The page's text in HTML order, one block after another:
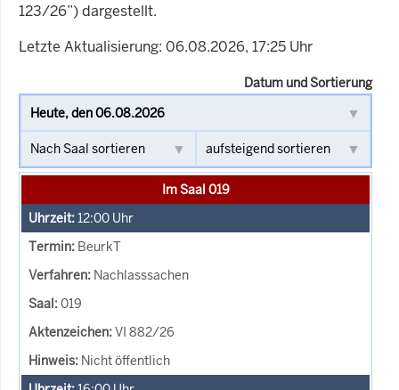
123/26”) dargestellt.
Letzte Aktualisierung: 06.08.2026, 17:25 Uhr
Datum und Sortierung
Im Saal 019
12:00 Uhr
BeurkT
Nachlasssachen
019
VI 882/26
Nicht öffentlich